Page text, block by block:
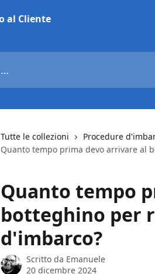
Tutte le collezioni
Procedure
Quanto tempo prima devo arrivare al
Quanto tempo
botteghino per
d'imbarco?
Scritto da Emanuele
20 dicembre 2024